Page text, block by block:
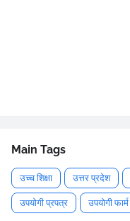
Main Tags
उच्च शिक्षा उत्तर प्रदेश
उपयोगी प्रपत्र उपयोगी फार्म